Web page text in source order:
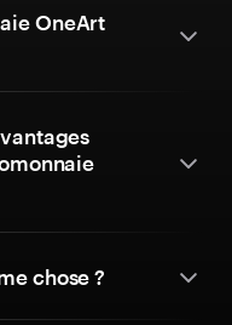
OneArt
chose ?